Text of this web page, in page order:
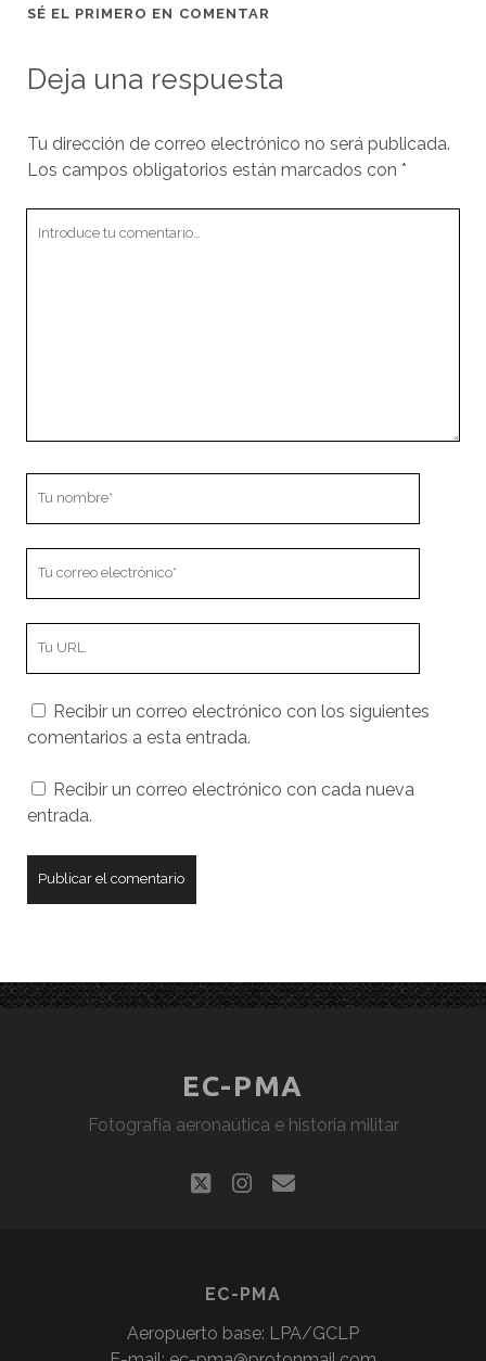
SÉ EL PRIMERO EN COMENTAR
Deja una respuesta
Tu dirección de correo electrónico no será publicada.
Los campos obligatorios están marcados con *
sitio
web
Recibir un correo electrónico con los siguientes
comentarios a esta entrada.
Recibir un correo electrónico con cada nueva
entrada.
EC-PMA
Fotografía aeronaútica e historia militar
twitterinstagram
correo
EC-PMA
Aeropuerto base: LPA/GCLP